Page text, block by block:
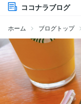
ココナラブログ
ホーム ブログトップ